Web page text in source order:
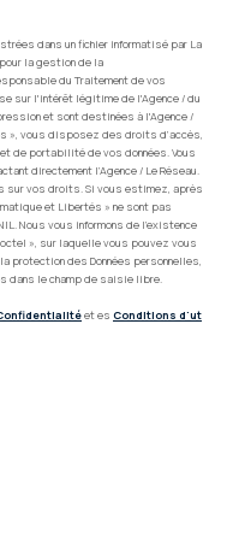
dans un fichier informatisé par La
la gestion de la
du Traitement de vos
sur l'intérêt légitime de l'Agence / du
et sont destinées à l'Agence /
», vous disposez des droits d’accès,
de portabilité de vos données. Vous
directement l’Agence / Le Réseau.
sur vos droits. Si vous estimez, après
et Libertés » ne sont pas
Nous vous informons de l’existence
», sur laquelle vous pouvez vous
protection des Données personnelles,
dans le champ de saisie libre.
et es Conditions d'ut